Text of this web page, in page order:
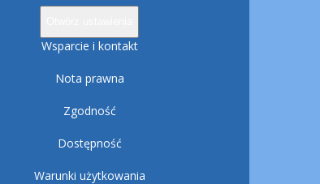
Wsparcie i kontakt
Nota prawna
Zgodność
Dostępność
Warunki użytkowania